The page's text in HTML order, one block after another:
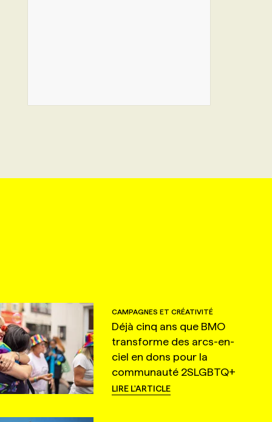
CAMPAGNES ET CRÉATIVITÉ
Déjà cinq ans que BMO
transforme des arcs-en-
ciel en dons pour la
communauté 2SLGBTQ+
LIRE L'ARTICLE